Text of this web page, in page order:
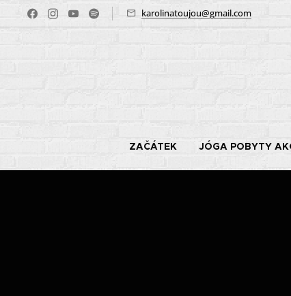
karolinatoujou@gmail.com
ZAČÁTEK JÓGA POBYTY